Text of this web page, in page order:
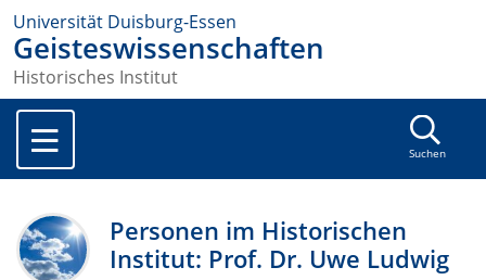
Universität Duisburg-Essen
Geisteswissenschaften
Historisches Institut
Suchen
Personen im Historischen
Institut: Prof. Dr. Uwe Ludwig